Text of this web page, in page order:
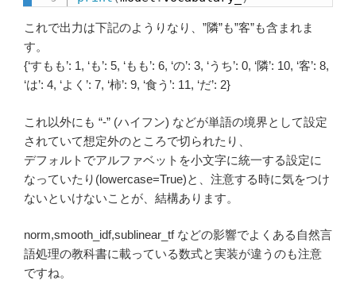
これで出力は下記のようりなり、”隣”も”客”も含まれま
す。
{‘すもも’: 1, ‘も’: 5, ‘もも’: 6, ‘の’: 3, ‘うち’: 0, ‘隣’: 10, ‘客’: 8,
‘は’: 4, ‘よく’: 7, ‘柿’: 9, ‘食う’: 11, ‘だ’: 2}
これ以外にも “-” (ハイフン) などが単語の境界として設定
されていて想定外のところで切られたり、
デフォルトでアルファベットを小文字に統一する設定に
なっていたり(lowercase=True)と、注意する時に気をつけ
ないといけないことが、結構あります。
norm,smooth_idf,sublinear_tf などの影響でよくある自然言
語処理の教科書に載っている数式と実装が違うのも注意
ですね。